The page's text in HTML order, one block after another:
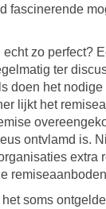
fascinerende
zo perfect?
ter
doen het
lijkt het
ontvlamd is.
extra
soms